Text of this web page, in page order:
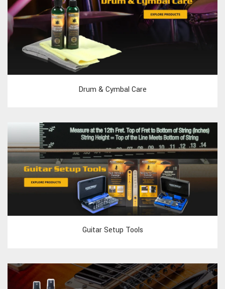
Drum & Cymbal Care
Guitar Setup Tools